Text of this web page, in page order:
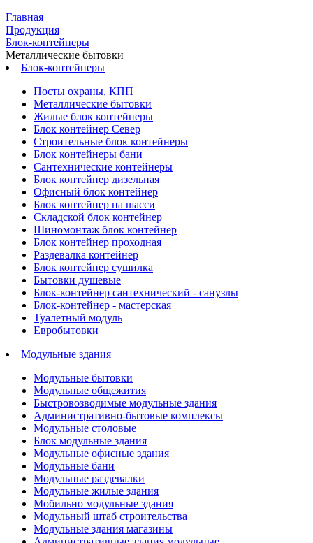
Главная
Продукция
Блок-контейнеры
Металлические бытовки
Блок-контейнеры
Посты охраны, КПП
Металлические бытовки
Жилые блок контейнеры
Блок контейнер Север
Строительные блок контейнеры
Блок контейнеры бани
Сантехнические контейнеры
Блок контейнер дизельная
Офисный блок контейнер
Блок контейнер на шасси
Складской блок контейнер
Шиномонтаж блок контейнер
Блок контейнер проходная
Раздевалка контейнер
Блок контейнер сушилка
Бытовки душевые
Блок-контейнер сантехнический - санузлы
Блок-контейнер - мастерская
Туалетный модуль
Евробытовки
Модульные здания
Модульные бытовки
Модульные общежития
Быстровозводимые модульные здания
Административно-бытовые комплексы
Модульные столовые
Блок модульные здания
Модульные офисные здания
Модульные бани
Модульные раздевалки
Модульные жилые здания
Мобильно модульные здания
Модульный штаб строительства
Модульные здания магазины